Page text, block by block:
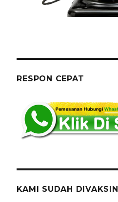
RESPON CEPAT
KAMI SUDAH DIVAKSIN